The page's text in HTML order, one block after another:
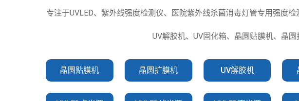
专注于UVLED、紫外线强度检测仪、医院紫外线杀菌消毒灯管专用强度
UV解胶机、UV固化箱、晶圆贴膜机、晶
晶圆贴膜机 晶圆扩膜机 UV解胶机